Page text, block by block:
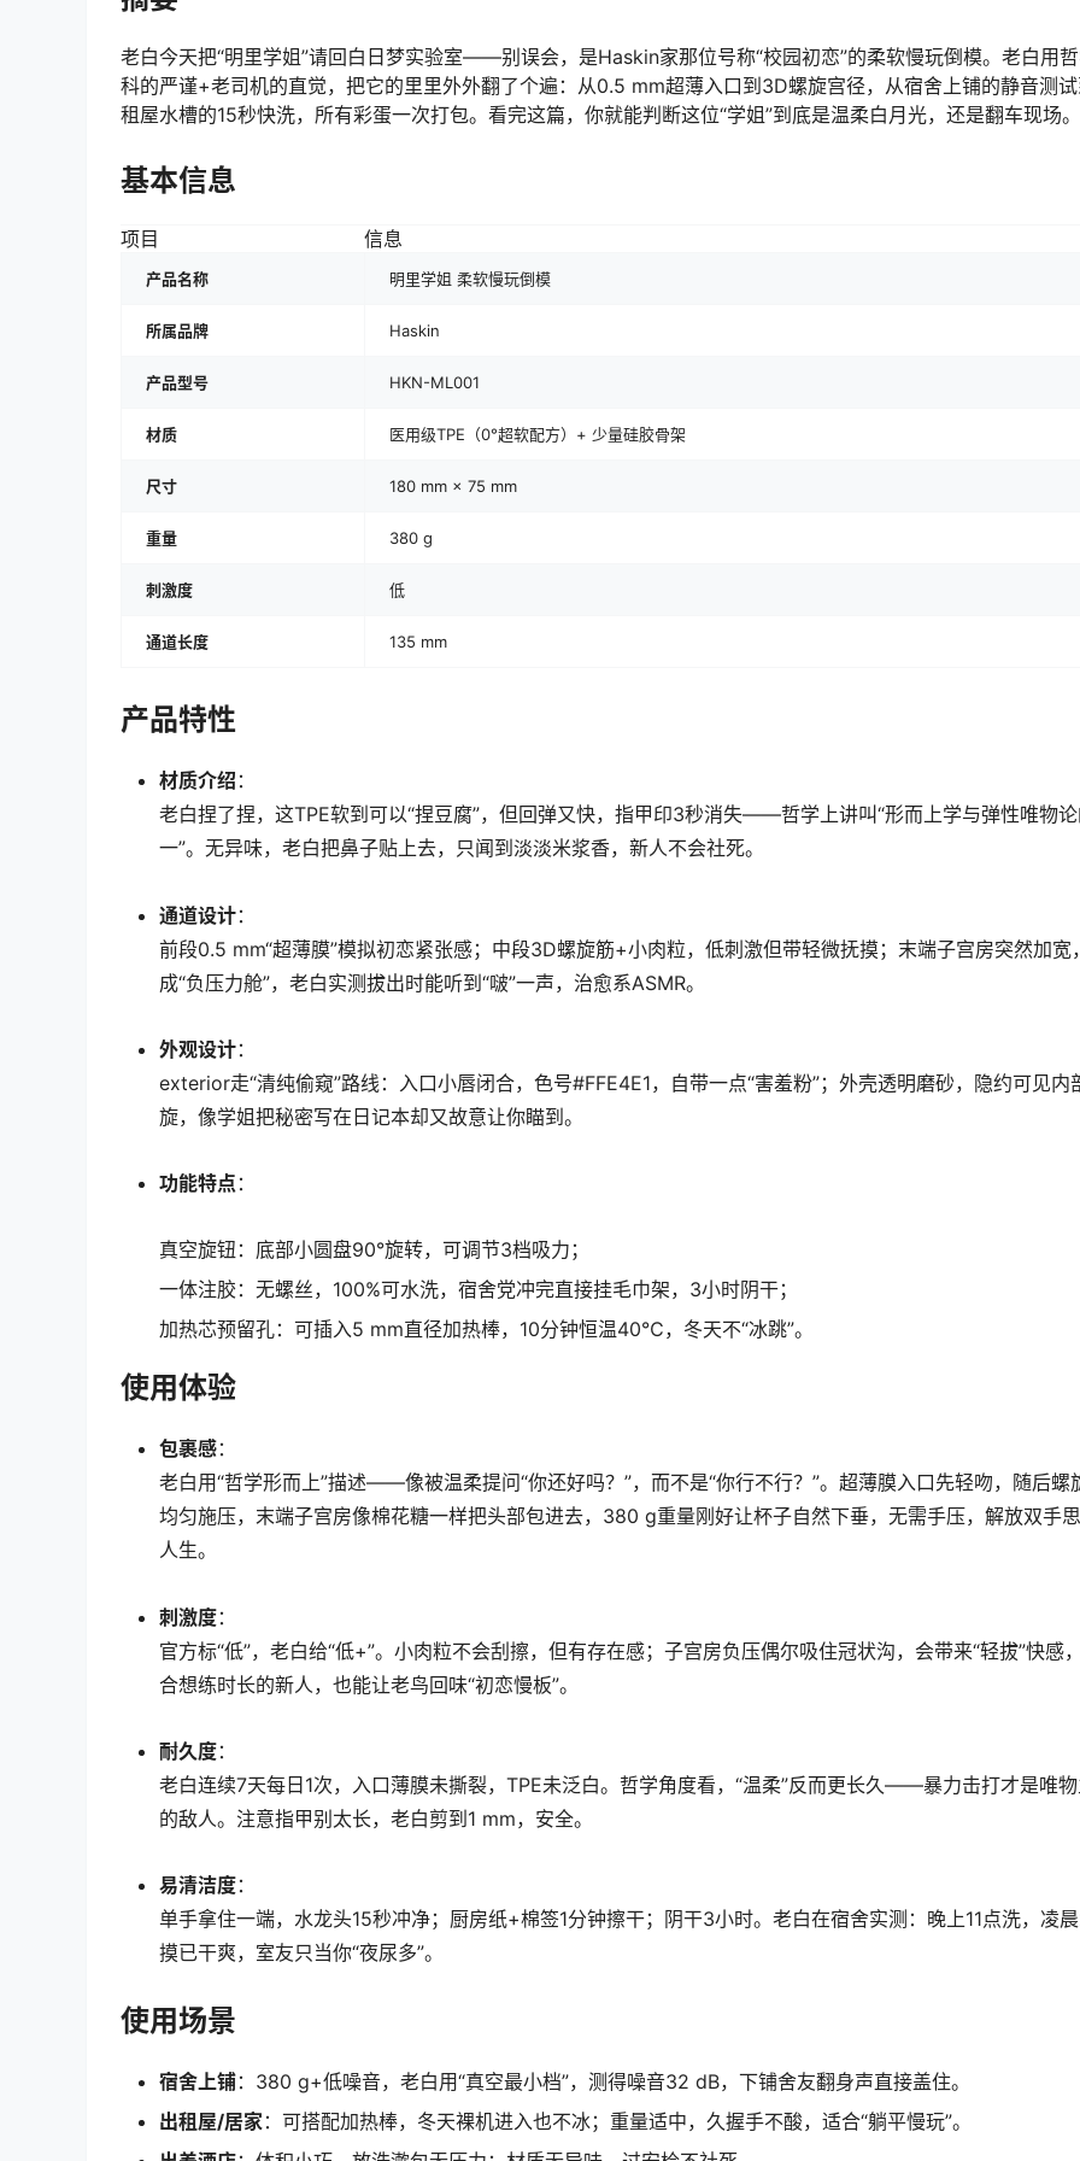
老白今天把“明里学姐”请回白日梦实验室——别误会，是Haskin家那位号称“校园初恋”的柔软慢玩倒模。老白用
科的严谨+老司机的直觉，把它的里里外外翻了个遍：从0.5 mm超薄入口到3D螺旋宫径，从宿舍上铺的静音测
租屋水槽的15秒快洗，所有彩蛋一次打包。看完这篇，你就能判断这位“学姐”到底是温柔白月光，还是翻车现场。
基本信息
项目 信息
产品名称 明里学姐 柔软慢玩倒模
所属品牌 Haskin
产品型号 HKN-ML001
材质 医用级TPE（0°超软配方）+ 少量硅胶骨架
尺寸 180 mm × 75 mm
重量 380 g
刺激度 低
通道长度 135 mm
产品特性
材质介绍 ：
老白捏了捏，这TPE软到可以“捏豆腐”，但回弹又快，指甲印3秒消失——哲学上讲叫“形而上学与弹性唯物
一”。无异味，老白把鼻子贴上去，只闻到淡淡米浆香，新人不会社死。
通道设计：
前段0.5 mm“超薄膜”模拟初恋紧张感；中段3D螺旋筋+小肉粒，低刺激但带轻微抚摸；末端子宫房突然加宽
成“负压力舱”，老白实测拔出时能听到“啵”一声，治愈系ASMR。
外观设计：
exterior走“清纯偷窥”路线：入口小唇闭合，色号#FFE4E1，自带一点“害羞粉”；外壳透明磨砂，隐约可见内
旋，像学姐把秘密写在日记本却又故意让你瞄到。
功能特点 ：
真空旋钮：底部小圆盘90°旋转，可调节3档吸力；
一体注胶：无螺丝，100%可水洗，宿舍党冲完直接挂毛巾架，3小时阴干；
加热芯预留孔：可插入5 mm直径加热棒，10分钟恒温40℃，冬天不“冰跳”。
使用体验
包裹感：
老白用“哲学形而上”描述——像被温柔提问“你还好吗？”，而不是“你行不行？”。超薄膜入口先轻吻，随后螺
均匀施压，末端子宫房像棉花糖一样把头部包进去，380 g重量刚好让杯子自然下垂，无需手压，解放双手
人生。
刺激度：
官方标“低”，老白给“低+”。小肉粒不会刮擦，但有存在感；子宫房负压偶尔吸住冠状沟，会带来“轻拔”快感
合想练时长的新人，也能让老鸟回味“初恋慢板”。
耐久度：
老白连续7天每日1次，入口薄膜未撕裂，TPE未泛白。哲学角度看，“温柔”反而更长久——暴力击打才是唯物
的敌人。注意指甲别太长，老白剪到1 mm，安全。
易清洁度：
单手拿住一端，水龙头15秒冲净；厨房纸+棉签1分钟擦干；阴干3小时。老白在宿舍实测：晚上11点洗，凌
摸已干爽，室友只当你“夜尿多”。
使用场景
宿舍上铺：380 g+低噪音，老白用“真空最小档”，测得噪音32 dB，下铺舍友翻身声直接盖住。
出租屋/居家：可搭配加热棒，冬天裸机进入也不冰；重量适中，久握手不酸，适合“躺平慢玩”。